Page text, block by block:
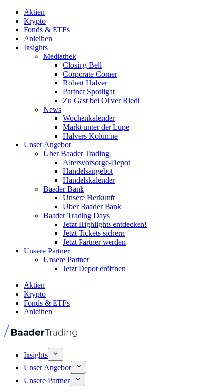
Aktien
Krypto
Fonds & ETFs
Anleihen
Insights
Mediathek
Closing Bell
Corporate Corner
Robert Halver
Partner Spotlight
Zu Gast bei Oliver Riedl
News
Wochenkalender
Markt unter der Lupe
Halvers Kolumne
Unser Angebot
Über Baader Trading
Altersvorsorge-Depot
Handelsangebot
Handelskalender
Baader Bank
Unsere Herkunft
Über Baader Bank
Baader Trading Days
Jetzt Highlights entdecken!
Jetzt Tickets sichern
Jetzt Partner werden
Unsere Partner
Unsere Partner
Jetzt Depot eröffnen
Aktien
Krypto
Fonds & ETFs
Anleihen
Insights
Unser Angebot
Unsere Partner